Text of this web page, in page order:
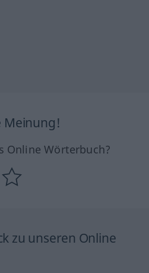
Meinung!
Online Wörterbuch?
zu unseren Online